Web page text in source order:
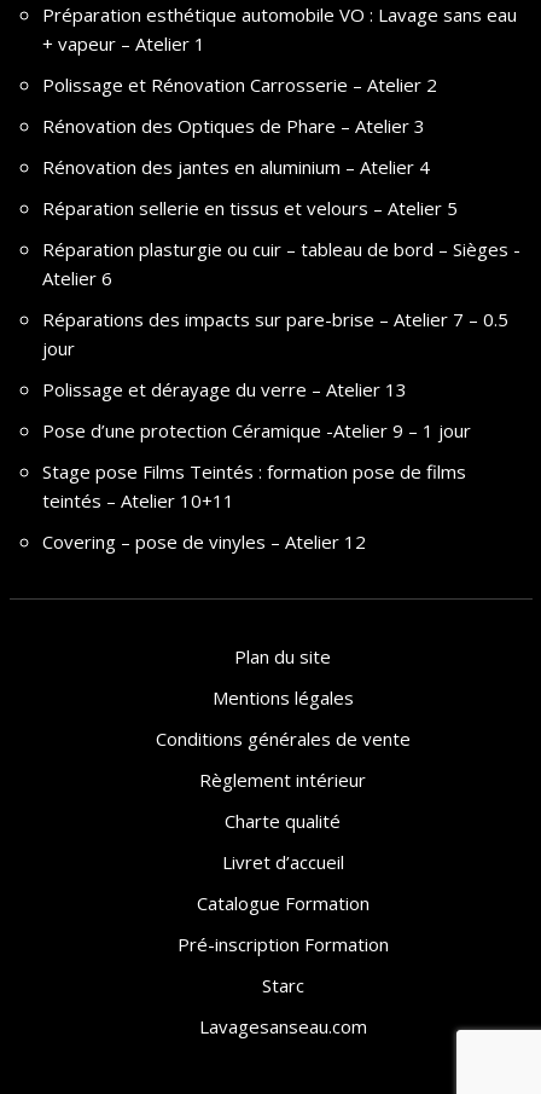
Préparation esthétique automobile VO : Lavage sans eau
+ vapeur – Atelier 1
Polissage et Rénovation Carrosserie – Atelier 2
Rénovation des Optiques de Phare – Atelier 3
Rénovation des jantes en aluminium – Atelier 4
Réparation sellerie en tissus et velours – Atelier 5
Réparation plasturgie ou cuir – tableau de bord – Sièges -
Atelier 6
Réparations des impacts sur pare-brise – Atelier 7 – 0.5
jour
Polissage et dérayage du verre – Atelier 13
Pose d’une protection Céramique -Atelier 9 – 1 jour
Stage pose Films Teintés : formation pose de films
teintés – Atelier 10+11
Covering – pose de vinyles – Atelier 12
Plan du site
Mentions légales
Conditions générales de vente
Règlement intérieur
Charte qualité
Livret d’accueil
Catalogue Formation
Pré-inscription Formation
Starc
Lavagesanseau.com